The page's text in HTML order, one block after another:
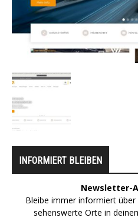
INFORMIERT BLEIBEN
Newsletter-
Bleibe immer informiert über
sehenswerte Orte in